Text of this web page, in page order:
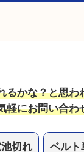
たり、状態が悪
お買取していま